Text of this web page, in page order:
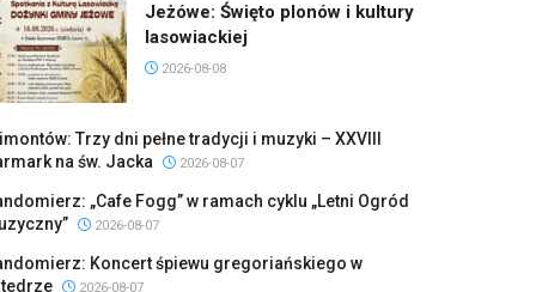
Jeżówe: Święto plonów i kultury
lasowiackiej
2026-08-08
Trzy dni pełne tradycji i muzyki – XXVIII
na św. Jacka
2026-08-07
„Cafe Fogg” w ramach cyklu „Letni Ogród
2026-08-07
Koncert śpiewu gregoriańskiego w
2026-08-07